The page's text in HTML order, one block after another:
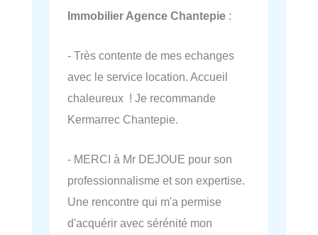
Immobilier Agence Chantepie :
- Très contente de mes echanges
avec le service location. Accueil
chaleureux ! Je recommande
Kermarrec Chantepie.
- MERCI à Mr DEJOUE pour son
professionnalisme et son expertise.
Une rencontre qui m'a permise
d'acquérir avec sérénité mon